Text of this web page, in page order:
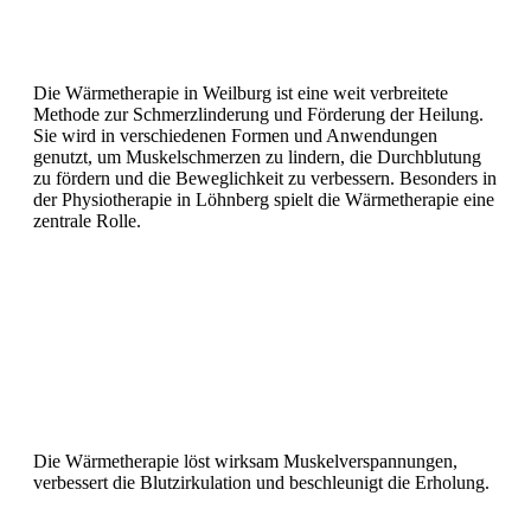
Die Wärmetherapie in Weilburg ist eine weit verbreitete
Methode zur Schmerzlinderung und Förderung der Heilung.
Sie wird in verschiedenen Formen und Anwendungen
genutzt, um Muskelschmerzen zu lindern, die Durchblutung
zu fördern und die Beweglichkeit zu verbessern. Besonders in
der Physiotherapie in Löhnberg spielt die Wärmetherapie eine
zentrale Rolle.
Die Wärmetherapie löst wirksam Muskelverspannungen,
verbessert die Blutzirkulation und beschleunigt die Erholung.